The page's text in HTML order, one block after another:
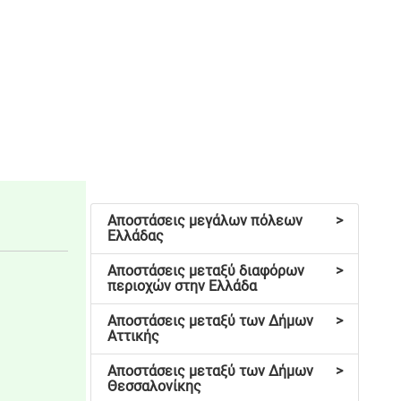
>
Αποστάσεις μεγάλων πόλεων
Ελλάδας
>
Αποστάσεις μεταξύ διαφόρων
περιοχών στην Ελλάδα
>
Αποστάσεις μεταξύ των Δήμων
Αττικής
>
Αποστάσεις μεταξύ των Δήμων
Θεσσαλονίκης